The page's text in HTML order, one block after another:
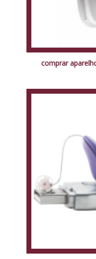
comprar